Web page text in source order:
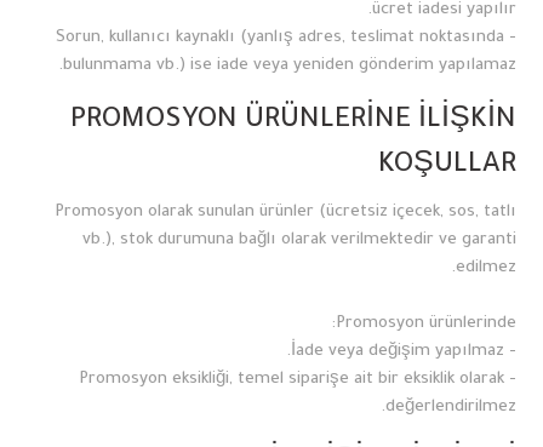
ücret iadesi yapılır.
- Sorun, kullanıcı kaynaklı (yanlış adres, teslimat noktasında
bulunmama vb.) ise iade veya yeniden gönderim yapılamaz.
PROMOSYON ÜRÜNLERİNE İLİŞKİN
KOŞULLAR
Promosyon olarak sunulan ürünler (ücretsiz içecek, sos, tatlı
vb.), stok durumuna bağlı olarak verilmektedir ve garanti
edilmez.
Promosyon ürünlerinde:
- İade veya değişim yapılmaz.
- Promosyon eksikliği, temel siparişe ait bir eksiklik olarak
değerlendirilmez.